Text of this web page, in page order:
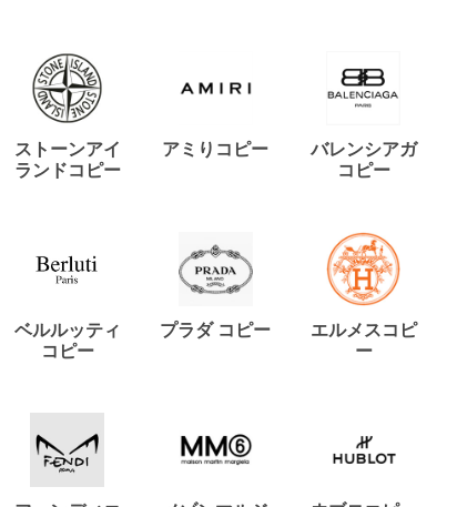
ストーンアイ
ランドコピー
アミりコピー
バレンシアガ
コピー
ベルルッティ
コピー
プラダ コピー
エルメスコピ
ー